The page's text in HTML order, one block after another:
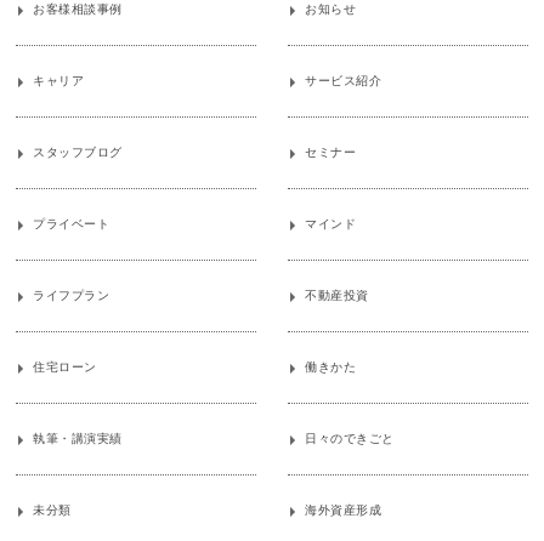
お客様相談事例 お知らせ
キャリア サービス紹介
スタッフブログ セミナー
プライベート マインド
ライフプラン 不動産投資
住宅ローン 働きかた
執筆・講演実績 日々のできごと
未分類 海外資産形成